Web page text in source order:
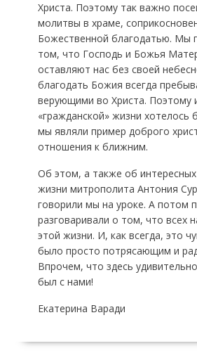
Христа. Поэтому так важно
молитвы в храме,
Божественной благодатью. Мы
том, что Господь и Божья
оставляют нас без своей
благодать Божия всегда
верующими во Христа. Поэтому
«гражданской» жизни
мы являли пример доброго
отношения к ближним.
Об этом, а также об
жизни митрополита Антония
говорили мы на уроке. А потом
разговаривали о том, что всех
этой жизни. И, как всегда, это
было просто потрясающим и
Впрочем, что здесь
был с нами!
Екатерина Варади